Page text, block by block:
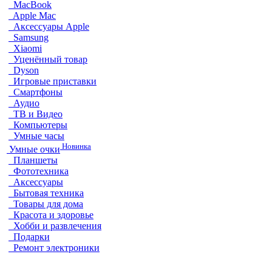
MacBook
Apple Mac
Аксессуары Apple
Samsung
Xiaomi
Уценённый товар
Dyson
Игровые приставки
Смартфоны
Аудио
ТВ и Видео
Компьютеры
Умные часы
Умные очки Новинка
Планшеты
Фототехника
Аксессуары
Бытовая техника
Товары для дома
Красота и здоровье
Хобби и развлечения
Подарки
Ремонт электроники